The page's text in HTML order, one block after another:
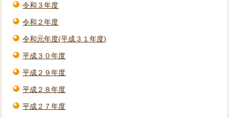
令和３年度
令和２年度
令和元年度(平成３１年度)
平成３０年度
平成２９年度
平成２８年度
平成２７年度